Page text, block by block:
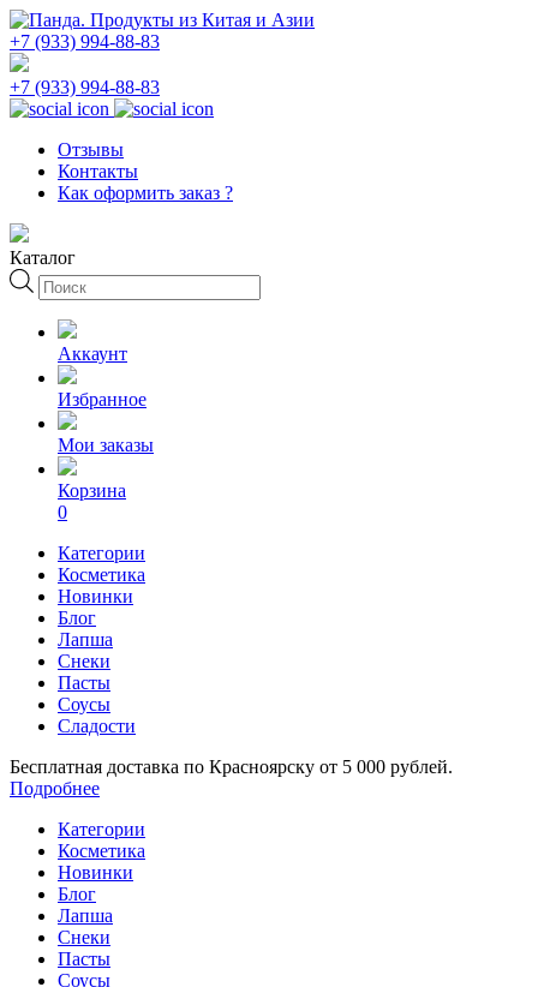
+7 (933) 994-88-83
+7 (933) 994-88-83
Отзывы
Контакты
Как оформить заказ ?
Каталог
Поиск
товаров
Аккаунт
Избранное
Мои заказы
Корзина
0
Категории
Косметика
Новинки
Блог
Лапша
Снеки
Пасты
Соусы
Сладости
Бесплатная доставка по Красноярску от 5 000 рублей.
Подробнее
Категории
Косметика
Новинки
Блог
Лапша
Снеки
Пасты
Соусы